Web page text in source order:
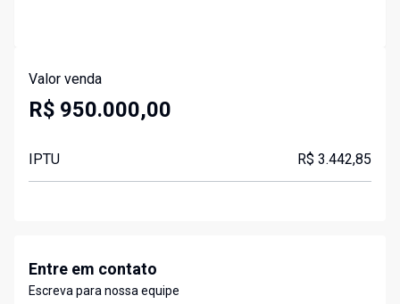
Valor venda
R$ 950.000,00
IPTU R$ 3.442,85
Entre em contato
Escreva para nossa equipe